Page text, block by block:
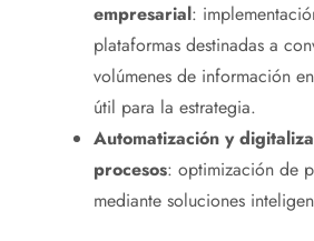
empresarial:
plataformas destinadas a
volúmenes de información
útil para la estrategia.
Automatización y
procesos: optimización de
mediante soluciones